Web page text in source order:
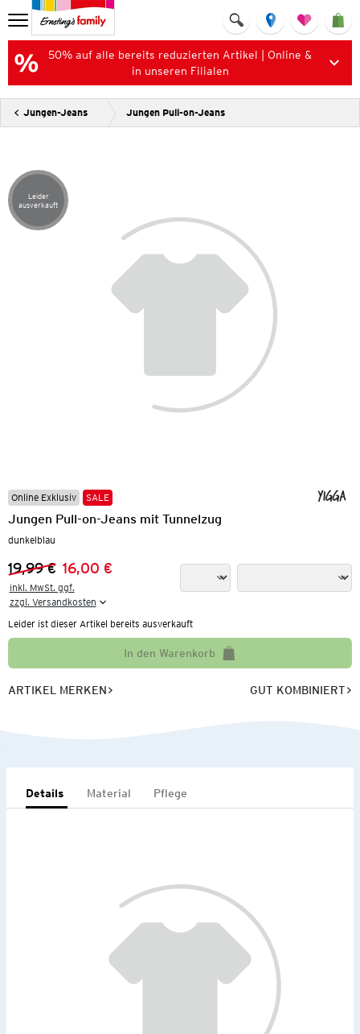
50% auf alle bereits reduzierten Artikel | Online &
in unseren Filialen
Jungen-Jeans Jungen Pull-on-Jeans
Artikel leider ausverkauft
Leider
ausverkauft
Online Exklusiv SALE
Jungen Pull-on-Jeans mit Tunnelzug
dunkelblau
Vorheriger Preis:
19,99 €
Neuer Preis:
16,00 €
inkl. MwSt. ggf.
zzgl. Versandkosten
Leider ist dieser Artikel bereits ausverkauft
In den Warenkorb
ARTIKEL MERKEN GUT KOMBINIERT
Details Material Pflege